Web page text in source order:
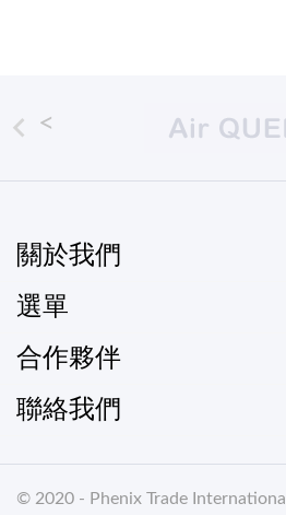

關於我們
選單
合作夥伴
聯絡我們
© 2020 - Phenix Trade International